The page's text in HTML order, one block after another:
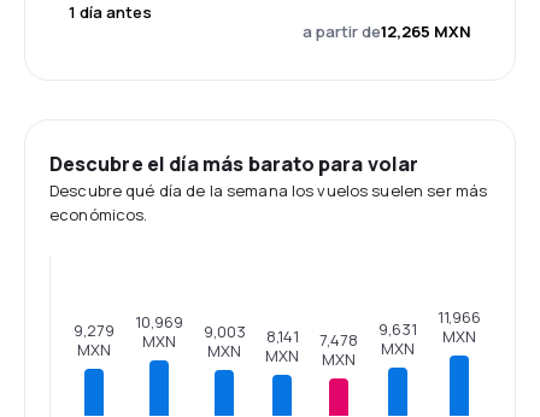
1 día antes
a partir de12,265 MXN
Descubre el día más barato para volar
Descubre qué día de la semana los vuelos suelen ser más
económicos.
9,279
MXN
10,969
MXN
9,003
MXN
8,141
MXN
7,478
MXN
9,631
MXN
11,966
MXN